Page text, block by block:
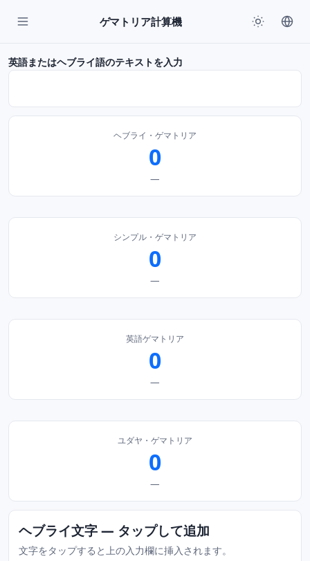
ゲマトリア計算機
英語またはヘブライ語のテキストを入力
ヘブライ・ゲマトリア
0
—
シンプル・ゲマトリア
0
—
英語ゲマトリア
0
—
ユダヤ・ゲマトリア
0
—
ヘブライ文字 — タップして追加
文字をタップすると上の入力欄に挿入されます。